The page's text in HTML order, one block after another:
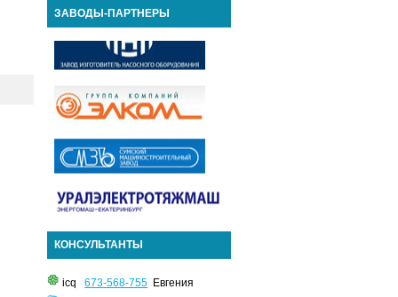
ЗАВОДЫ-ПАРТНЕРЫ
КОНСУЛЬТАНТЫ
icq673-568-755 Евгения